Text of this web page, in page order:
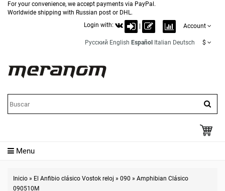
For your convenience, we accept payments via PayPal.
Worldwide shipping with Russian post or DHL.
Login with:
Account
Русский English Español Italian Deutsch $
Menu
Inicio » El Anfibio clásico Vostok reloj » 090 » Amphibian Clásico
090510M